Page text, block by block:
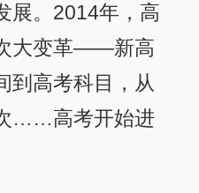
展。2014年，高
大变革——新高
到高考科目，从
……高考开始进